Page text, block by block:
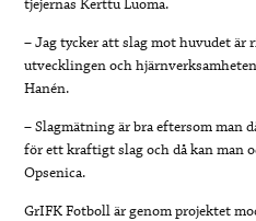
tjejernas Kerttu Luoma.
– Jag tycker att slag mot huvudet
utvecklingen och
Hanén.
– Slagmätning är bra eftersom man
för ett kraftigt slag och då kan man
Opsenica.
GrIFK Fotboll är genom projektet